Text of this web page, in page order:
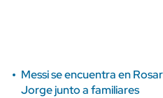
Messi se encuentra en
Jorge junto a familiares